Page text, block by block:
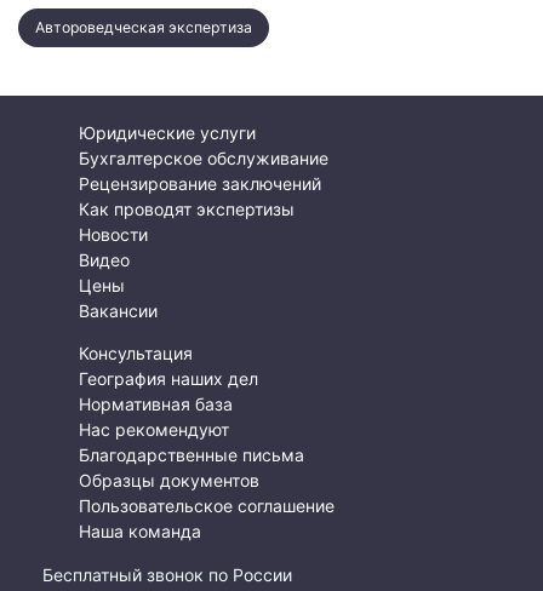
Автороведческая экспертиза
Юридические услуги
Бухгалтерское обслуживание
Рецензирование заключений
Как проводят экспертизы
Новости
Видео
Цены
Вакансии
Консультация
География наших дел
Нормативная база
Нас рекомендуют
Благодарственные письма
Образцы документов
Пользовательское соглашение
Наша команда
Бесплатный звонок по России